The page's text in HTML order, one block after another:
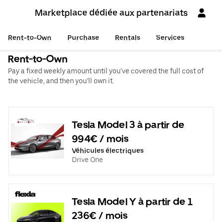
Marketplace dédiée aux partenariats
Rent-to-Own Purchase Rentals Services
Rent-to-Own
Pay a fixed weekly amount until you’ve covered the full cost of
the vehicle, and then you’ll own it.
Tesla Model 3 à partir de
994€ / mois
Véhicules électriques
Drive One
Tesla Model Y à partir de 1
236€ / mois